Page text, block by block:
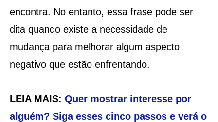
encontra. No entanto, essa frase pode ser
dita quando existe a necessidade de
mudança para melhorar algum aspecto
negativo que estão enfrentando.
LEIA MAIS: Quer mostrar interesse por
alguém? Siga esses cinco passos e verá o